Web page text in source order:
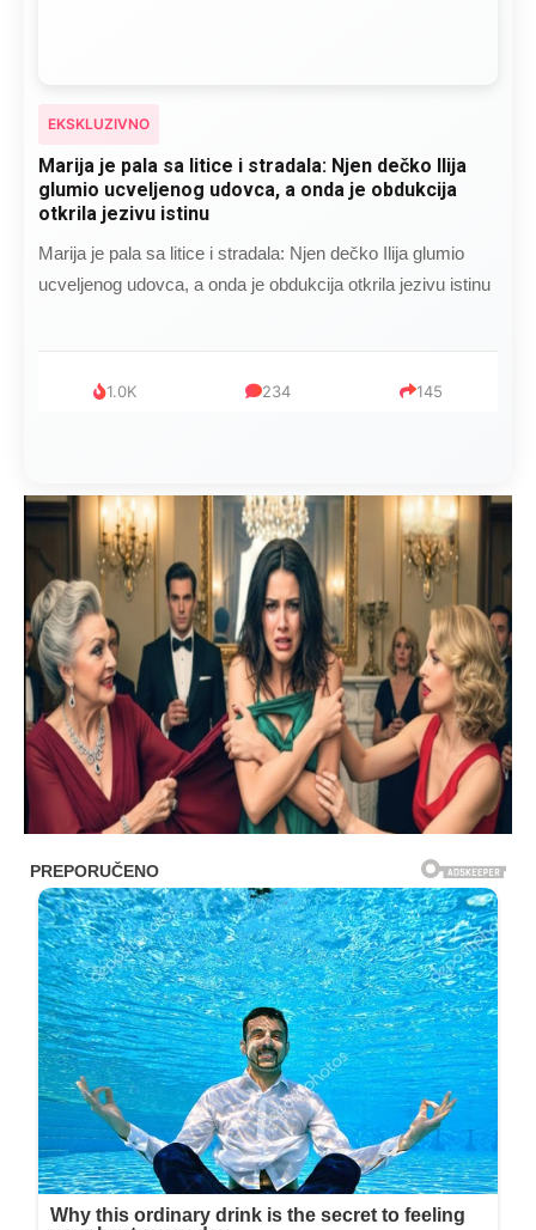
EKSKLUZIVNO
Marija je pala sa litice i stradala: Njen dečko Ilija
glumio ucveljenog udovca, a onda je obdukcija
otkrila jezivu istinu
Marija je pala sa litice i stradala: Njen dečko Ilija glumio
ucveljenog udovca, a onda je obdukcija otkrila jezivu istinu
1.0K 234 145